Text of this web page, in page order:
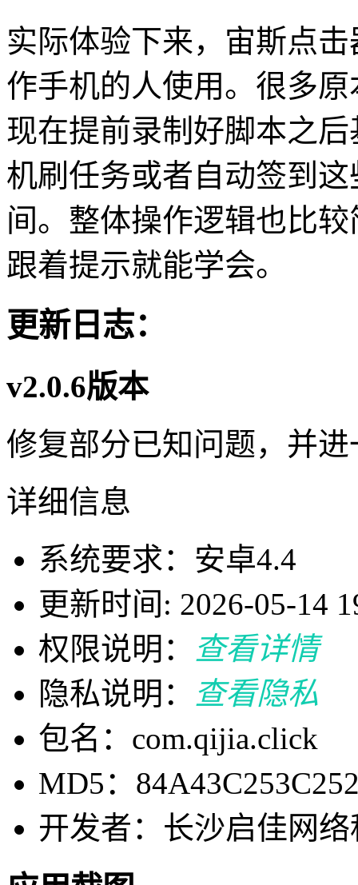
实际体验下来，宙斯点
作手机的人使用。很多
现在提前录制好脚本之
机刷任务或者自动签到
间。整体操作逻辑也比
跟着提示就能学会。
更新日志：
v2.0.6版本
修复部分已知问题，并
详细信息
系统要求：安卓4.4
更新时间: 2026-05-14
权限说明：
查看详情
隐私说明：
查看隐私
包名：com.qijia.click
MD5：
开发者：长沙启佳网